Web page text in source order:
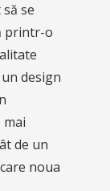
Edition:
perfect
în ideea
spre